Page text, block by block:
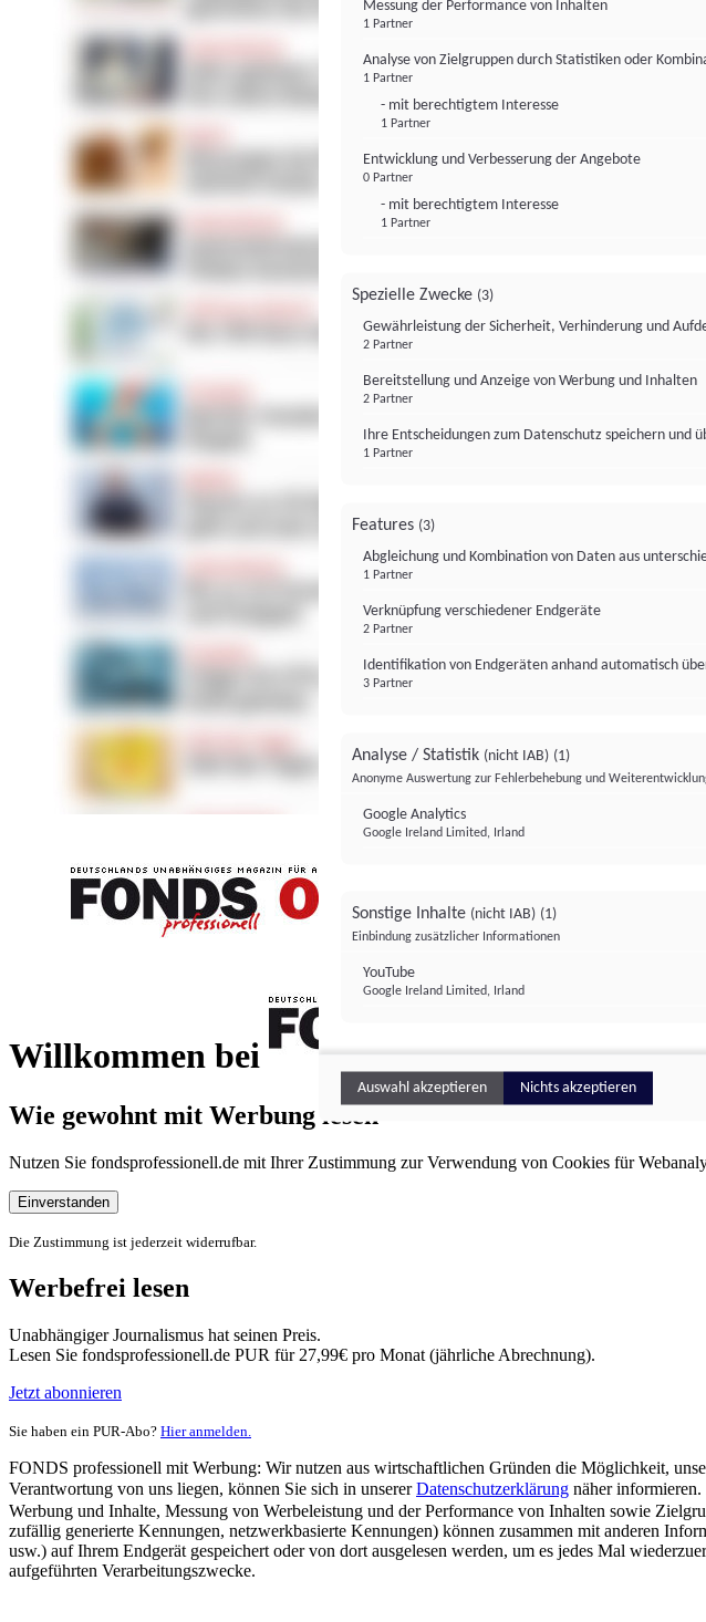
Willkommen bei
FONDS professionell
Wie gewohnt mit Werbung lesen
Nutzen Sie fondsprofessionell.de mit Ihrer Zustimmung zur Verwendung von Cookies für
Einverstanden
Die Zustimmung ist jederzeit widerrufbar.
Werbefrei lesen
Unabhängiger Journalismus hat seinen Preis.
Lesen Sie fondsprofessionell.de PUR für 27,99€ pro Monat (jährliche Abrechnung).
Jetzt abonnieren
Sie haben ein PUR-Abo? Hier anmelden.
FONDS professionell mit Werbung: Wir nutzen aus wirtschaftlichen Gründen die Möglichkeit,
Verantwortung von uns liegen, können Sie sich in unsererDatenschutzerklärung näher informieren.
Werbung und Inhalte, Messung von Werbeleistung und der Performance von Inhalten sowie
zufällig generierte Kennungen, netzwerkbasierte Kennungen) können zusammen mit anderen
usw.) auf Ihrem Endgerät gespeichert oder von dort ausgelesen werden, um es jedes Mal
aufgeführten Verarbeitungszwecke.
Messung der Performance von Inhalten
1 Partner
Analyse von Zielgruppen durch Statistiken oder
1 Partner
- mit berechtigtem Interesse
1 Partner
Entwicklung und Verbesserung der Angebote
0 Partner
- mit berechtigtem Interesse
1 Partner
Spezielle Zwecke (3)
Gewährleistung der Sicherheit, Verhinderung und
2 Partner
Bereitstellung und Anzeige von Werbung und Inhalten
2 Partner
Ihre Entscheidungen zum Datenschutz speichern und
1 Partner
Features (3)
Abgleichung und Kombination von Daten aus
1 Partner
Verknüpfung verschiedener Endgeräte
2 Partner
Identifikation von Endgeräten anhand automatisch
3 Partner
Analyse / Statistik (nicht IAB) (1)
Anonyme Auswertung zur Fehlerbehebung und
Google Analytics
Google Ireland Limited, Irland
Sonstige Inhalte (nicht IAB) (1)
Einbindung zusätzlicher Informationen
YouTube
Google Ireland Limited, Irland
Auswahl akzeptieren Nichts akzeptieren